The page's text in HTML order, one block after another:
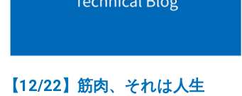
【12/22】筋肉、それは人生